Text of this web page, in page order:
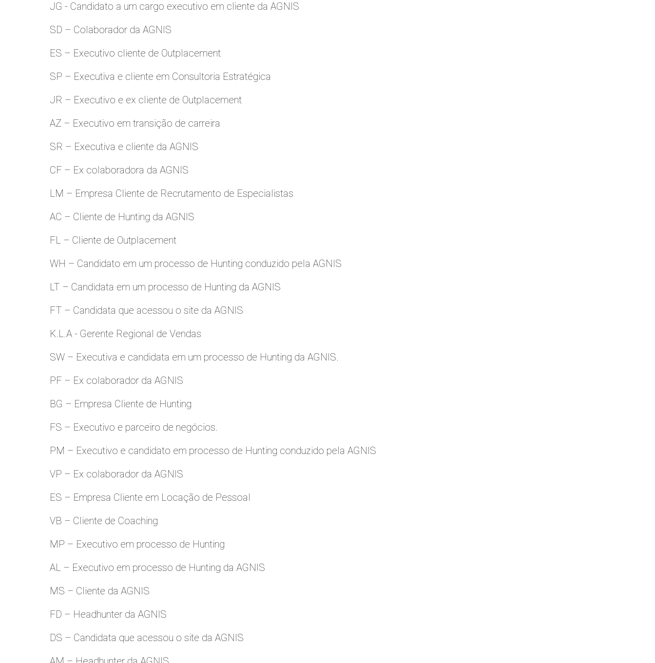
JG - Candidato a um cargo executivo em cliente da AGNIS
SD – Colaborador da AGNIS
ES – Executivo cliente de Outplacement
SP – Executiva e cliente em Consultoria Estratégica
JR – Executivo e ex cliente de Outplacement
AZ – Executivo em transição de carreira
SR – Executiva e cliente da AGNIS
CF – Ex colaboradora da AGNIS
LM – Empresa Cliente de Recrutamento de Especialistas
AC – Cliente de Hunting da AGNIS
FL – Cliente de Outplacement
WH – Candidato em um processo de Hunting conduzido pela AGNIS
LT – Candidata em um processo de Hunting da AGNIS
FT – Candidata que acessou o site da AGNIS
K.L.A - Gerente Regional de Vendas
SW – Executiva e candidata em um processo de Hunting da AGNIS.
PF – Ex colaborador da AGNIS
BG – Empresa Cliente de Hunting
FS – Executivo e parceiro de negócios.
PM – Executivo e candidato em processo de Hunting conduzido pela AGNIS
VP – Ex colaborador da AGNIS
ES – Empresa Cliente em Locação de Pessoal
VB – Cliente de Coaching
MP – Executivo em processo de Hunting
AL – Executivo em processo de Hunting da AGNIS
MS – Cliente da AGNIS
FD – Headhunter da AGNIS
DS – Candidata que acessou o site da AGNIS